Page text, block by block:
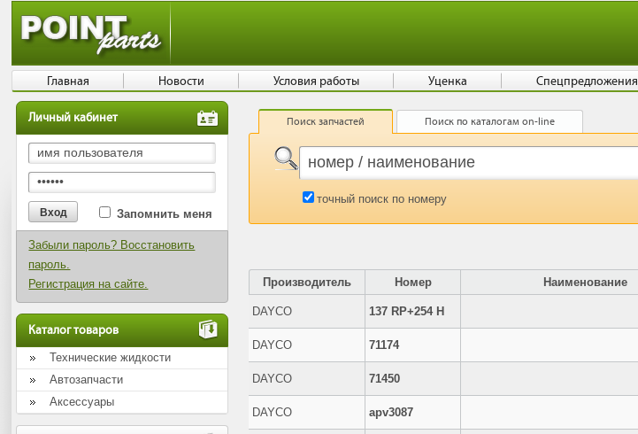
Личный кабинет
Запомнить меня
Забыли пароль? Восстановить
пароль.
Регистрация на сайте.
Каталог товаров
Технические жидкости
Автозапчасти
Аксессуары
Поиск запчастей Поиск по каталогам on-line
точный поиск по номеру
Производитель Номер Наименование
DAYCO 137 RP+254 H
DAYCO 71174
DAYCO 71450
DAYCO apv3087
Главная Новости Условия работы Уценка Спецпредложения